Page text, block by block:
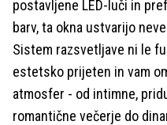
postavljene LED-luči in
barv, ta okna ustvarijo
Sistem razsvetljave ni le
estetsko prijeten in vam
atmosfer - od intimne,
romantične večerje do